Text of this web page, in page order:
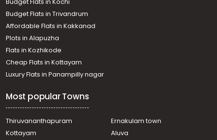
Residential House Villa for Sale in Alleppey, Mavelikara,
Mavelikkara
Residential House Villa for Sale in Alleppey, Chengannur,
Kodukulanji
Residential House Villa for Sale in Alleppey, Mavelikara,
Thazhakara
Residential House Villa for Sale in Alleppey, Mavelikara,
Mavelikkara
Chunakkara
Residential House Villa for Sale in Alleppey, Mavelikara,
Mavelikkara
Residential House Villa for Sale in Alleppey, Mavelikara,
Budget Flats in Trivandrum
Affordable Flats in Kakkanad
Plots in Alapuzha
Flats in Kozhikode
Cheap Flats in Kottayam
Luxury Flats in Panampilly nagar
Most popular Towns
Thiruvananthapuram
Ernakulam town
Kottayam
Aluva